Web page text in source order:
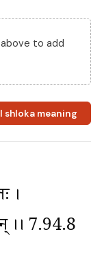
to add
shloka meaning
।
।। 7.94.8